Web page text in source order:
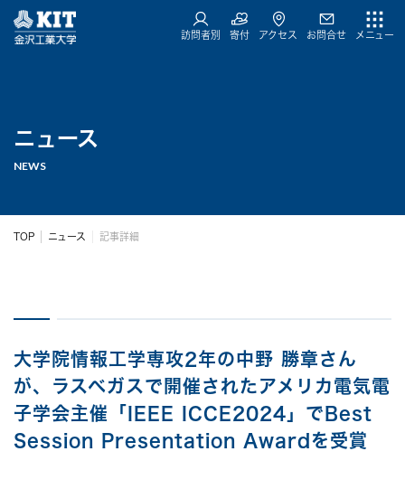
訪問者別 寄付 アクセス お問合せ メニュー
ニュース
NEWS
TOP ニュース 記事詳細
大学院情報工学専攻2年の中野 勝章さん
が、ラスベガスで開催されたアメリカ電気電
子学会主催「IEEE ICCE2024」でBest
Session Presentation Awardを受賞